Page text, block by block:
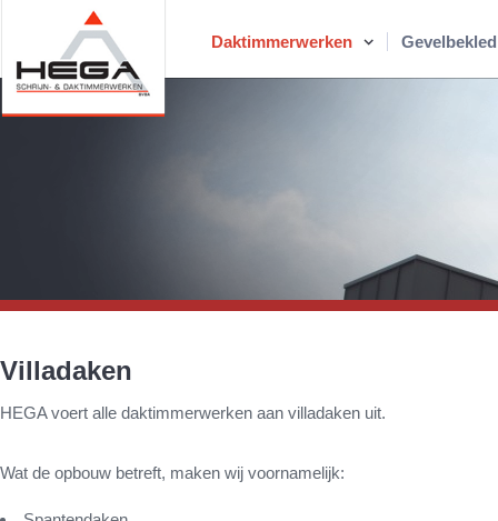
Daktimmerwerken
Villadaken
HEGA voert alle daktimmerwerken aan villadaken uit.
Wat de opbouw betreft, maken wij voornamelijk: